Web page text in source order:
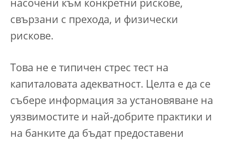
насочени към конкретни рискове,
свързани с прехода, и физически
рискове.
Това не е типичен стрес тест на
капиталовата адекватност. Целта е да се
събере информация за установяване на
уязвимостите и най-добрите практики и
на банките да бъдат предоставени